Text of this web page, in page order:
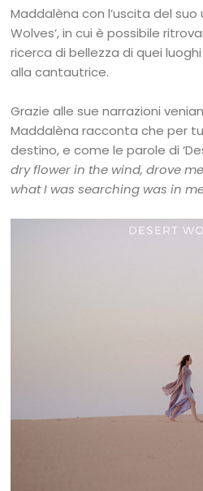
Maddalèna con l’uscita del suo
Wolves’, in cui è possibile
ricerca di bellezza di quei
alla cantautrice.
Grazie alle sue narrazioni
Maddalèna racconta che per
destino, e come le parole di
dry flower in the wind, drove
what I was searching was in